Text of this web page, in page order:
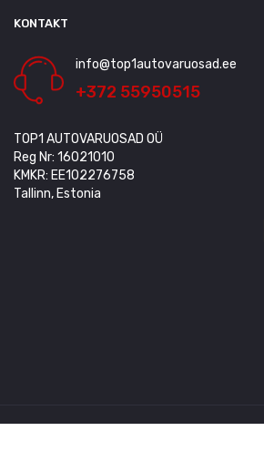
KONTAKT
info@top1autovaruosad.ee
+372 55950515
TOP1 AUTOVARUOSAD OÜ
Reg Nr: 16021010
KMKR: EE102276758
Tallinn, Estonia